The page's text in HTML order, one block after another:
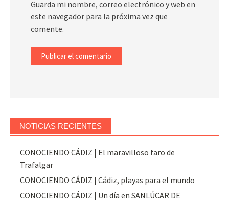
Guarda mi nombre, correo electrónico y web en
este navegador para la próxima vez que
comente.
NOTICIAS RECIENTES
CONOCIENDO CÁDIZ | El maravilloso faro de
Trafalgar
CONOCIENDO CÁDIZ | Cádiz, playas para el mundo
CONOCIENDO CÁDIZ | Un día en SANLÚCAR DE